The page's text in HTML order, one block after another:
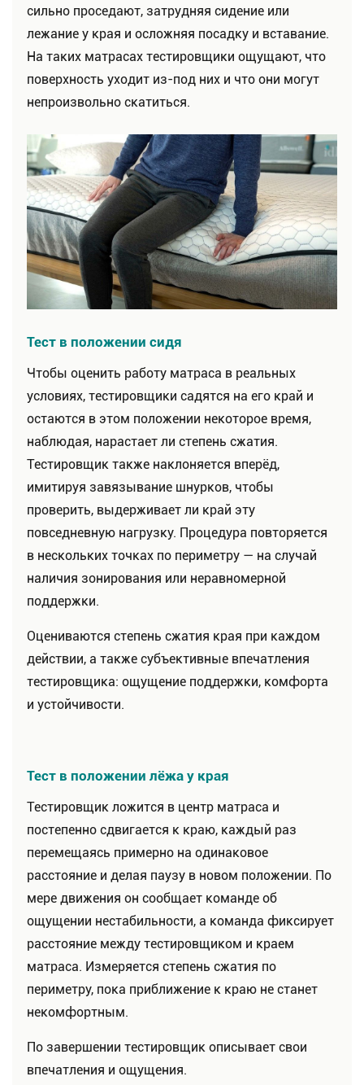
сильно проседают, затрудняя сидение или
лежание у края и осложняя посадку и вставание.
На таких матрасах тестировщики ощущают, что
поверхность уходит из-под них и что они могут
непроизвольно скатиться.
Тест в положении сидя
Чтобы оценить работу матраса в реальных
условиях, тестировщики садятся на его край и
остаются в этом положении некоторое время,
наблюдая, нарастает ли степень сжатия.
Тестировщик также наклоняется вперёд,
имитируя завязывание шнурков, чтобы
проверить, выдерживает ли край эту
повседневную нагрузку. Процедура повторяется
в нескольких точках по периметру — на случай
наличия зонирования или неравномерной
поддержки.
Оцениваются степень сжатия края при каждом
действии, а также субъективные впечатления
тестировщика: ощущение поддержки, комфорта
и устойчивости.
Тест в положении лёжа у края
Тестировщик ложится в центр матраса и
постепенно сдвигается к краю, каждый раз
перемещаясь примерно на одинаковое
расстояние и делая паузу в новом положении. По
мере движения он сообщает команде об
ощущении нестабильности, а команда фиксирует
расстояние между тестировщиком и краем
матраса. Измеряется степень сжатия по
периметру, пока приближение к краю не станет
некомфортным.
По завершении тестировщик описывает свои
впечатления и ощущения.